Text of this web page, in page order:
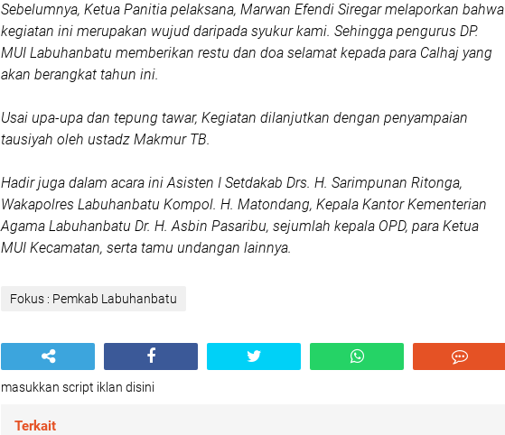
Sebelumnya, Ketua Panitia pelaksana, Marwan Efendi Siregar melaporkan bahwa
kegiatan ini merupakan wujud daripada syukur kami. Sehingga pengurus DP.
MUI Labuhanbatu memberikan restu dan doa selamat kepada para Calhaj yang
akan berangkat tahun ini.
Usai upa-upa dan tepung tawar, Kegiatan dilanjutkan dengan penyampaian
tausiyah oleh ustadz Makmur TB.
Hadir juga dalam acara ini Asisten I Setdakab Drs. H. Sarimpunan Ritonga,
Wakapolres Labuhanbatu Kompol. H. Matondang, Kepala Kantor Kementerian
Agama Labuhanbatu Dr. H. Asbin Pasaribu, sejumlah kepala OPD, para Ketua
MUI Kecamatan, serta tamu undangan lainnya.
Fokus : Pemkab Labuhanbatu
masukkan script iklan disini
Terkait